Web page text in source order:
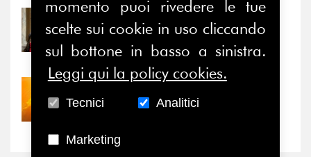
31/07/2026
Prima della pausa estiva,
il valore di...
Nove anni dopo la
momento puoi rivedere le tue
scelte sui cookie in uso cliccando
sul bottone in basso a sinistra.
Leggi qui la policy cookies.
Tecnici Analitici
Marketing